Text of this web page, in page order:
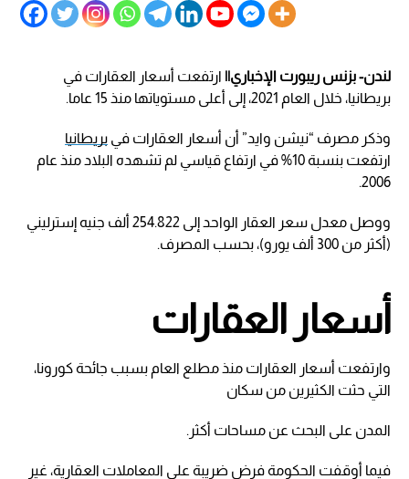
لندن- بزنس ريبورت الإخباري|| ارتفعت أسعار العقارات في
بريطانيا، خلال العام 2021، إلى أعلى مستوياتها منذ 15 عاما.
وذكر مصرف “نيشن وايد” أن أسعار العقارات في بريطانيا
ارتفعت بنسبة 10% في ارتفاع قياسي لم تشهده البلاد منذ عام
2006.
ووصل معدل سعر العقار الواحد إلى 254.822 ألف جنيه إسترليني
(أكثر من 300 ألف يورو)، بحسب المصرف.
أسعار العقارات
وارتفعت أسعار العقارات منذ مطلع العام بسبب جائحة كورونا،
التي حثت الكثيرين من سكان
المدن على البحث عن مساحات أكثر.
فيما أوقفت الحكومة فرض ضريبة على المعاملات العقارية، غير